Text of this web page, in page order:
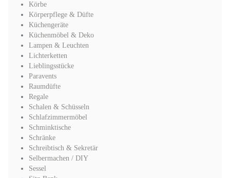
Körbe
Körperpflege & Düfte
Küchengeräte
Küchenmöbel & Deko
Lampen & Leuchten
Lichterketten
Lieblingsstücke
Paravents
Raumdüfte
Regale
Schalen & Schüsseln
Schlafzimmermöbel
Schminktische
Schränke
Schreibtisch & Sekretär
Selbermachen / DIY
Sessel